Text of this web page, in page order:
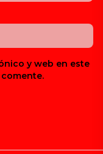
y web en este